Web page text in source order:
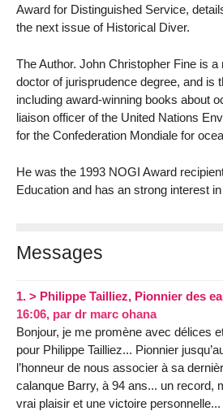
Award for Distinguished Service,
the next issue of Historical Diver.
The Author. John Christopher Fine is
doctor of jurisprudence degree, and is
including award-winning books about
liaison officer of the United Nations
for the Confederation Mondiale for
He was the 1993 NOGI Award
Education and has an strong interest
Messages
1. > Philippe Tailliez, Pionnier des
16:06, par dr marc ohana
Bonjour, je me promène avec délices
pour Philippe Tailliez... Pionnier
l’honneur de nous associer à sa
calanque Barry, à 94 ans... un record,
vrai plaisir et une victoire personnelle...